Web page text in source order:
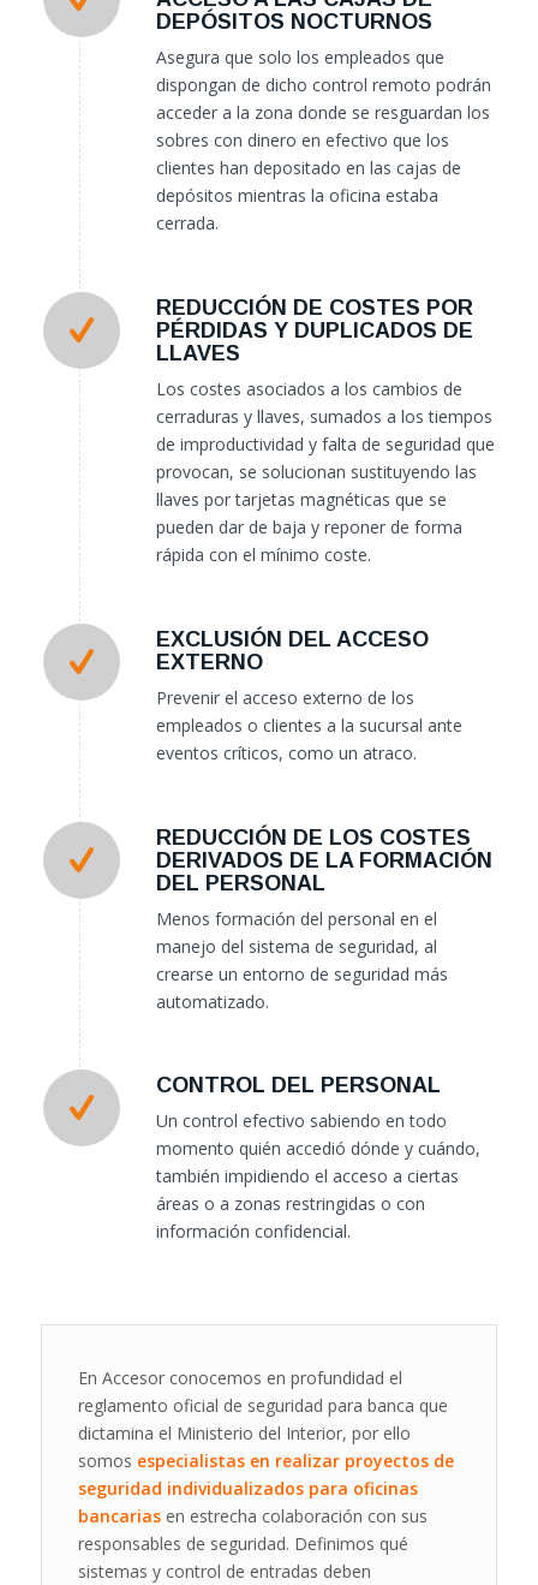
DEPÓSITOS NOCTURNOS
Asegura que solo los empleados que
dispongan de dicho control remoto podrán
acceder a la zona donde se resguardan los
sobres con dinero en efectivo que los
clientes han depositado en las cajas de
depósitos mientras la oficina estaba
cerrada.
REDUCCIÓN DE COSTES POR
PÉRDIDAS Y DUPLICADOS DE
LLAVES
Los costes asociados a los cambios de
cerraduras y llaves, sumados a los tiempos
de improductividad y falta de seguridad que
provocan, se solucionan sustituyendo las
llaves por tarjetas magnéticas que se
pueden dar de baja y reponer de forma
rápida con el mínimo coste.
EXCLUSIÓN DEL ACCESO
EXTERNO
Prevenir el acceso externo de los
empleados o clientes a la sucursal ante
eventos críticos, como un atraco.
REDUCCIÓN DE LOS COSTES
DERIVADOS DE LA FORMACIÓN
DEL PERSONAL
Menos formación del personal en el
manejo del sistema de seguridad, al
crearse un entorno de seguridad más
automatizado.
CONTROL DEL PERSONAL
Un control efectivo sabiendo en todo
momento quién accedió dónde y cuándo,
también impidiendo el acceso a ciertas
áreas o a zonas restringidas o con
información confidencial.
En Accesor conocemos en profundidad el
reglamento oficial de seguridad para banca que
dictamina el Ministerio del Interior, por ello
somos especialistas en realizar proyectos de
seguridad individualizados para oficinas
bancarias en estrecha colaboración con sus
responsables de seguridad. Definimos qué
sistemas y control de entradas deben